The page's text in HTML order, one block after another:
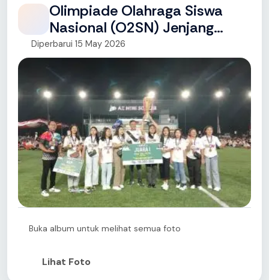
Olimpiade Olahraga Siswa
Nasional (O2SN) Jenjang
SD/MI, SMP/MTs, SMA/MA
tingkat Provinsi Kalteng Tahun
2024
Diperbarui 15 May 2026
Buka album untuk melihat semua foto
Lihat Foto